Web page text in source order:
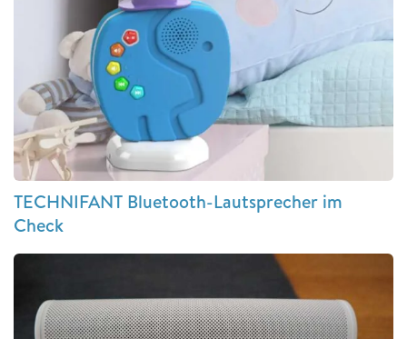
TECHNIFANT Bluetooth-Lautsprecher im
Check